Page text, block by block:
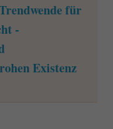
für
-
Existenz